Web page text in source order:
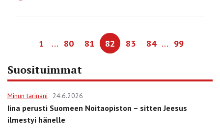
1 … 80 81 82 83 84 … 99
Suosituimmat
Minun tarinani 24.6.2026
Iina perusti Suomeen Noitaopiston – sitten Jeesus
ilmestyi hänelle